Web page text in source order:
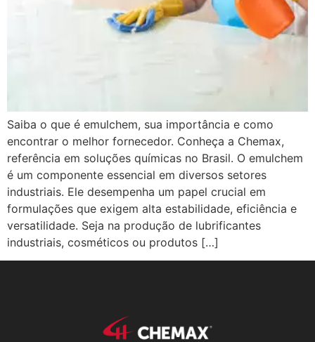
Saiba o que é emulchem, sua importância e como
encontrar o melhor fornecedor. Conheça a Chemax,
referência em soluções químicas no Brasil. O emulchem
é um componente essencial em diversos setores
industriais. Ele desempenha um papel crucial em
formulações que exigem alta estabilidade, eficiência e
versatilidade. Seja na produção de lubrificantes
industriais, cosméticos ou produtos […]